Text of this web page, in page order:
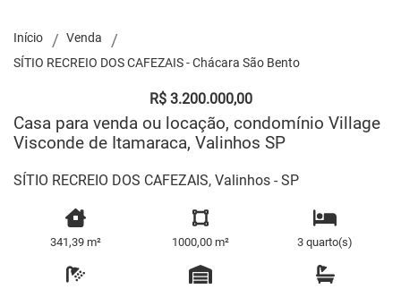
Início
Venda
SÍTIO RECREIO DOS CAFEZAIS - Chácara São Bento
R$ 3.200.000,00
Casa para venda ou locação, condomínio Village
Visconde de Itamaraca, Valinhos SP
SÍTIO RECREIO DOS CAFEZAIS, Valinhos - SP
341,39 m² 1000,00 m² 3 quarto(s)